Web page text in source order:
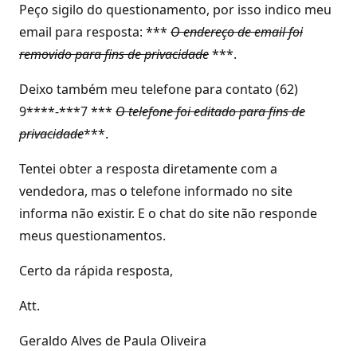
Peço sigilo do questionamento, por isso indico meu
email para resposta: *** O endereço de email foi
removido para fins de privacidade***.
Deixo também meu telefone para contato (62)
9****-***7 *** O telefone foi editado para fins de
privacidade***.
Tentei obter a resposta diretamente com a
vendedora, mas o telefone informado no site
informa não existir. E o chat do site não responde
meus questionamentos.
Certo da rápida resposta,
Att.
Geraldo Alves de Paula Oliveira